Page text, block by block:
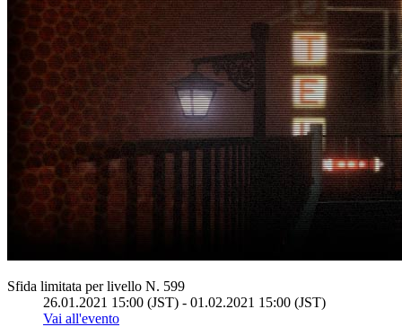
Sfida limitata per livello N. 599
26.01.2021 15:00 (JST) - 01.02.2021 15:00 (JST)
Vai all'evento